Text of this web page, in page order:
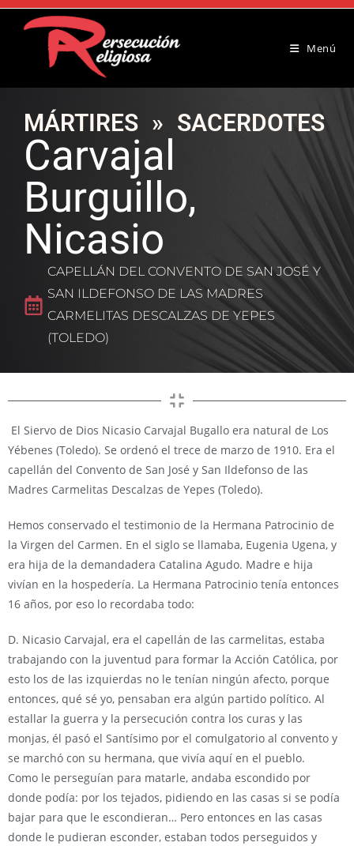
Menú
MÁRTIRES » SACERDOTES
Carvajal
Burguillo,
Nicasio
CAPELLÁN DEL CONVENTO DE SAN JOSÉ Y
SAN ILDEFONSO DE LAS MADRES
CARMELITAS DESCALZAS DE YEPES
(TOLEDO)
El Siervo de Dios Nicasio Carvajal Bugallo era natural de Los
Yébenes (Toledo). Se ordenó el trece de marzo de 1910. Era el
capellán del Convento de San José y San Ildefonso de las
Madres Carmelitas Descalzas de Yepes (Toledo).
Hemos conservado el testimonio de la Hermana Patrocinio de
la Virgen del Carmen. En el siglo se llamaba, Eugenia Ugena, y
era hija de la demandadera Catalina Agudo. Madre e hija
vivían en la hospedería. La Hermana Patrocinio tenía entonces
16 años, por eso lo recordaba todo:
D. Nicasio Carvajal, era el capellán de las carmelitas, estaba
trabajando con la juventud para formar la Acción Católica, por
esto los de las izquierdas no le tenían ningún afecto, porque
entonces, qué sé yo, pensaban era algún partido político. Al
estallar la guerra y la persecución contra los curas y las
monjas, él pasó el Santísimo por el comulgatorio al convento y
se marchó con su hermana, que vivía aquí en el pueblo.
Como le perseguían para matarle, andaba escondido por
donde podía: por los tejados, pidiendo en las casas si se podía
bajar para que le escondieran… Pero entonces en las casas
donde le pudieran esconder, estaban todos perseguidos y